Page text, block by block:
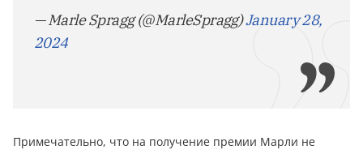
— Marle Spragg (@MarleSpragg)January 28,
2024
Примечательно, что на получение премии Марли не